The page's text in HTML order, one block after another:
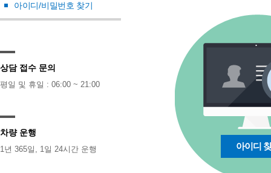
아이디/비밀번호 찾기
상담 접수 문의
평일 및 휴일 : 06:00 ~ 21:00
차량 운행
1년 365일, 1일 24시간 운행 아이디